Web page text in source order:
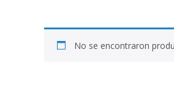
No se encontraron